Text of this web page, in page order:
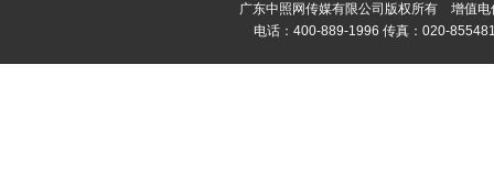
广东中照网传媒有限公司版权所有 增值
电话：400-889-1996 传真：020-